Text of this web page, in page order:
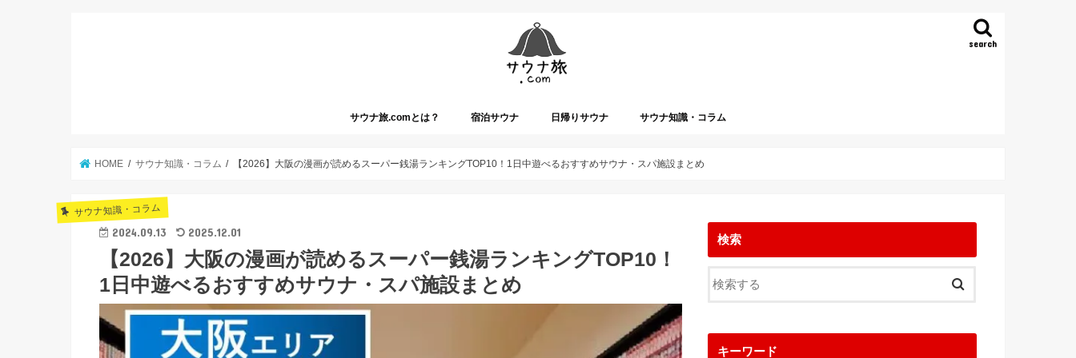
search
サウナ旅.comとは？ 宿泊サウナ 日帰りサウナ サウナ知識・コラム
HOME サウナ知識・コラム 【2026】大阪の漫画が読めるスーパー銭湯ランキングTOP10！1日中遊べるおすすめサウナ・スパ施設まとめ
サウナ知識・コラム
2024.09.13 2025.12.01
【2026】大阪の漫画が読めるスーパー銭湯ランキングTOP10！
1日中遊べるおすすめサウナ・スパ施設まとめ
検索
キーワード